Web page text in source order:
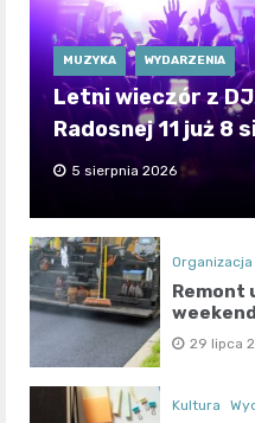
MUZYKA WYDARZENIA
Letni wieczór z
Radosnej 11 już 8
5 sierpnia 2026
Remont
29 lipca
Kultura